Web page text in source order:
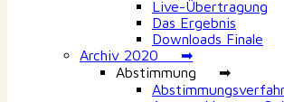
Live-Übertragung
Das Ergebnis
Downloads Finale
Archiv 2020 ➡
Abstimmung ➡